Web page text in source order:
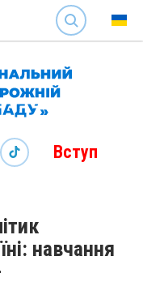
SEARCH
Вступ
навчання